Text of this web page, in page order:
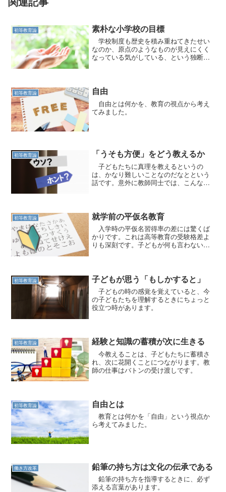
初等教育論 素朴な小学校の目標
学校制度も歴史を積み重ねてきたせい
なのか、原点のようなものが見えにくく
なっている気がしている、という独断と
初等教育論 自由
自由とは何かを、教育の視点から考え
てみました。
初等教育論 「うそも方便」をどう教えるか
子どもたちに真理を教えるというの
は、かなり難しいことなのだなとという
話です。意外に教師同士では、こんな話
初等教育論 就学前の平仮名教育
入学時の平仮名習得率の差には驚くば
かりです。これは高等教育の受験格差よ
りも深刻です。子どもが何も言わないだ
初等教育論 子どもが思う「もしかすると」
子どもの時の感覚を覚えていると、今
の子どもたちを理解するときにちょっと
役立つ時があります。
初等教育論 経験と知識の蓄積が次に生きる
今教えることは、子どもたちに蓄積さ
れ、次に花開くことにつながります。教
師の仕事はバトンの受け渡しです。
初等教育論 自由とは
教育とは何かを「自由」という視点か
ら考えてみました。
働き方改革 鉛筆の持ち方は文化の伝承である
鉛筆の持ち方を指導するときに、必ず
添える言葉があります。